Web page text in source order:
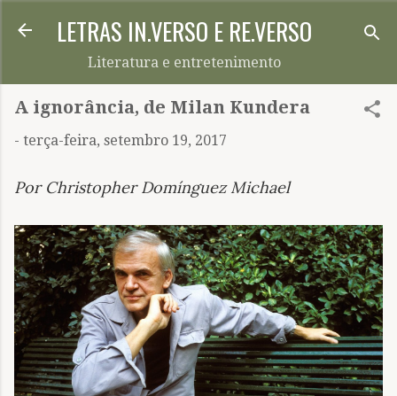
Pular para o conteúdo principal
LETRAS IN.VERSO E RE.VERSO
Literatura e entretenimento
A ignorância, de Milan Kundera
- terça-feira, setembro 19, 2017
Por Christopher Domínguez Michael